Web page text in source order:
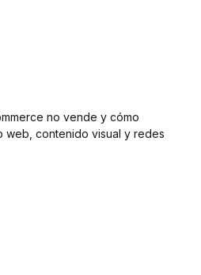
no vende y cómo
web, contenido visual y redes